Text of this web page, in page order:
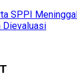
SPPI
Dievaluasi